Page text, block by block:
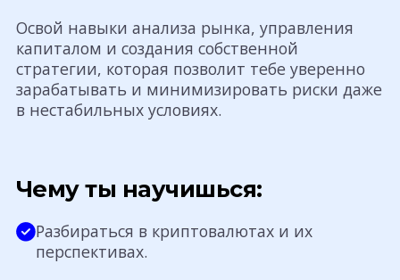
Освой навыки анализа рынка, управления
капиталом и создания собственной
стратегии, которая позволит тебе уверенно
зарабатывать и минимизировать риски даже
в нестабильных условиях.
Чему ты научишься:
Разбираться в криптовалютах и их
перспективах.